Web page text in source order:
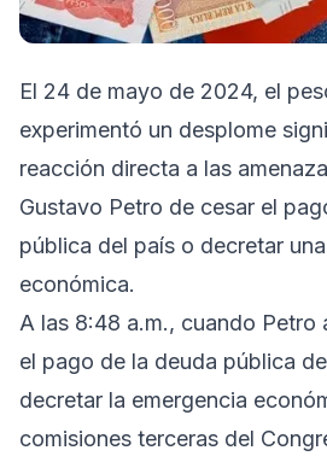
El 24 de mayo de 2024, el
experimentó un desplome
reacción directa a las
Gustavo Petro de cesar el
pública del país o decretar
económica.
A las 8:48 a.m., cuando Petro
el pago de la deuda pública
decretar la emergencia
comisiones terceras del